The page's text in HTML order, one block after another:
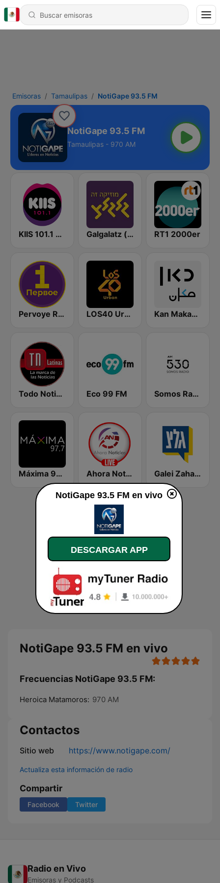
Emisoras Tamaulipas NotiGape 93.5 FM
NotiGape 93.5 FM
Tamaulipas - 970 AM
KIIS 101.1 Melbourne Galgalatz (גלגלצ רדיו) RT1 2000er
Pervoye Radio 89.1 FM (Первое радио) LOS40 Urban Kan Makan (مكان)
Todo Noticias Latinas Eco 99 FM Somos Radio AM 530
Máxima 97.7 Ciudad Obregón Ahora Noticias Radio Galei Zahal (גלי צה"ל)
NotiGape 93.5 FM en vivo
Frecuencias NotiGape 93.5 FM:
Heroica Matamoros: 970 AM
Contactos
Sitio web https://www.notigape.com/
Actualiza esta información de radio
Compartir
Facebook Twitter
Radio en Vivo
Emisoras y Podcasts
NotiGape 93.5 FM en vivo
DESCARGAR APP